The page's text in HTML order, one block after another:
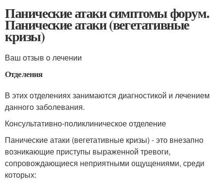
Панические атаки симптомы форум.
Панические атаки (вегетативные
кризы)
Ваш отзыв о лечении
Отделения
В этих отделениях занимаются диагностикой и лечением
данного заболевания.
Консультативно-поликлиническое отделение
Панические атаки (вегетативные кризы) - это внезапно
возникающие приступы выраженной тревоги,
сопровождающиеся неприятными ощущениями, среди
которых: